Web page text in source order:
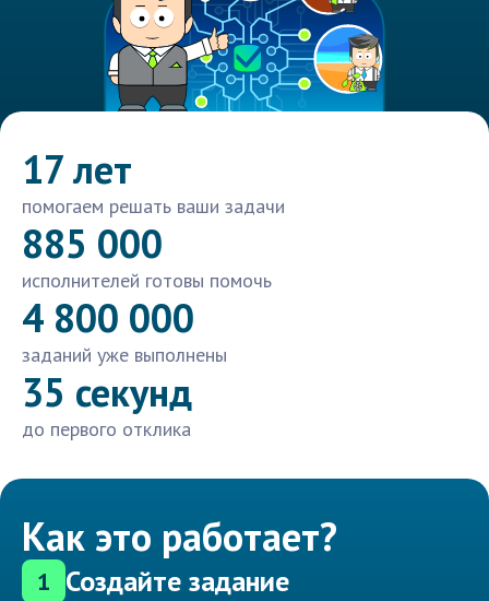
17 лет
помогаем решать ваши задачи
885 000
исполнителей готовы помочь
4 800 000
заданий уже выполнены
35 секунд
до первого отклика
Как это работает?
1 Создайте задание